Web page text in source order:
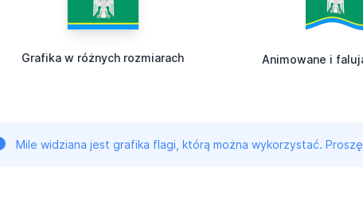
Grafika w różnych rozmiarach Animowane i
Mile widziana jest grafika flagi, którą można wykorzystać.